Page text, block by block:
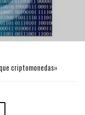
criptomonedas»